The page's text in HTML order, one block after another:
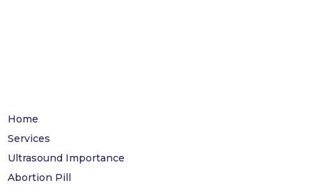
Home
Services
Ultrasound Importance
Abortion Pill